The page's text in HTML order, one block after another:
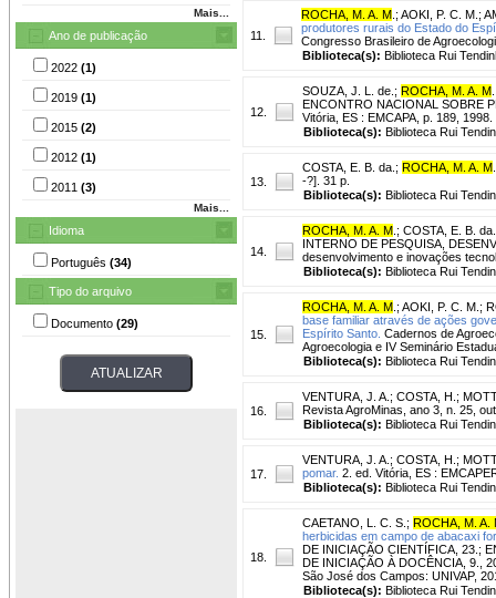
Mais...
Ano de publicação
2022 (1)
2019 (1)
2015 (2)
2012 (1)
2011 (3)
Mais...
Idioma
Português (34)
Tipo do arquivo
Documento (29)
11.
ROCHA, M. A. M ; AOKI, P. C. M. ;
produtores rurais do Estado do
Congresso Brasileiro de
Biblioteca(s): Biblioteca Rui
12.
SOUZA, J. L. de. ; ROCHA, M. A. M
ENCONTRO NACIONAL SOBRE
Vitória, ES : EMCAPA, p. 189,
Biblioteca(s): Biblioteca Rui
13.
COSTA, E. B. da. ; ROCHA, M. A. M
-?]. 31 p.
Biblioteca(s): Biblioteca Rui
14.
ROCHA, M. A. M ; COSTA, E. B. da.
INTERNO DE PESQUISA,
desenvolvimento e inovações
Biblioteca(s): Biblioteca Rui
15.
ROCHA, M. A. M ; AOKI, P. C. M. ;
base familiar através de ações
Espírito Santo. Cadernos de
Agroecologia e IV Seminário
Biblioteca(s): Biblioteca Rui
16.
VENTURA, J. A. ; COSTA, H. ;
Revista AgroMinas, ano 3, n. 25,
Biblioteca(s): Biblioteca Rui
17.
VENTURA, J. A. ; COSTA, H. ;
pomar. 2. ed. Vitória, ES :
Biblioteca(s): Biblioteca Rui
18.
CAETANO, L. C. S. ; ROCHA, M. A.
herbicidas em campo de abacaxi
DE INICIAÇÃO CIENTÍFICA, 23.;
DE INICIAÇÃO À DOCÊNCIA, 9.,
São José dos Campos: UNIVAP,
Biblioteca(s): Biblioteca Rui